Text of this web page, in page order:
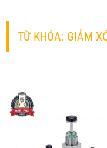
TỪ KHÓA: GIẢM